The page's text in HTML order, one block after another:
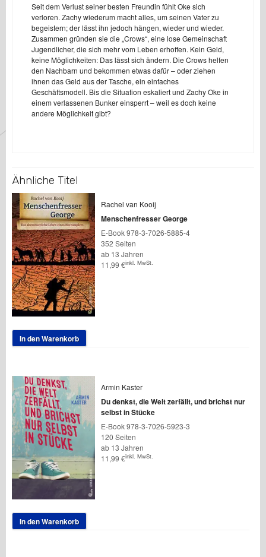
Seit dem Verlust seiner besten Freundin fühlt Oke sich
verloren. Zachy wiederum macht alles, um seinen Vater zu
begeistern; der lässt ihn jedoch hängen, wieder und wieder.
Zusammen gründen sie die „Crows“, eine lose Gemeinschaft
Jugendlicher, die sich mehr vom Leben erhoffen. Kein Geld,
keine Möglichkeiten: Das lässt sich ändern. Die Crows helfen
den Nachbarn und bekommen etwas dafür – oder ziehen
ihnen das Geld aus der Tasche, ein einfaches
Geschäftsmodell. Bis die Situation eskaliert und Zachy Oke in
einem verlassenen Bunker einsperrt – weil es doch keine
andere Möglichkeit gibt?
Ähnliche Titel
Rachel van Kooij
Menschenfresser George
E-Book 978-3-7026-5885-4
352 Seiten
ab 13 Jahren
11,99 €inkl. MwSt.
In den Warenkorb
Armin Kaster
Du denkst, die Welt zerfällt, und brichst nur
selbst in Stücke
E-Book 978-3-7026-5923-3
120 Seiten
ab 13 Jahren
11,99 €inkl. MwSt.
In den Warenkorb